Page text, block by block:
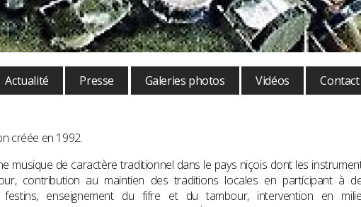
Actualité Presse Galeries photos Vidéos Contact
créée en 1992.
musique de caractère traditionnel dans le pays niçois dont les
contribution au maintien des traditions locales en participant à
enseignement du fifre et du tambour, intervention en